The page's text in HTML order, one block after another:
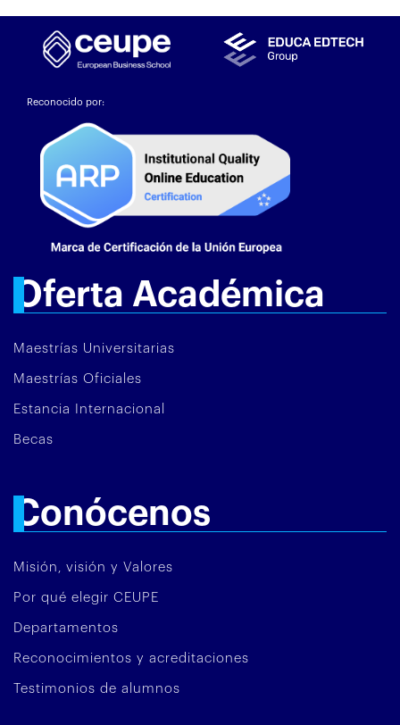
Reconocido por:
Oferta Académica
Maestrías Universitarias
Maestrías Oficiales
Estancia Internacional
Becas
Conócenos
Misión, visión y Valores
Por qué elegir CEUPE
Departamentos
Reconocimientos y acreditaciones
Testimonios de alumnos